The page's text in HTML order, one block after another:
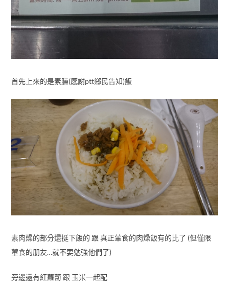
首先上來的是素臊(感謝ptt鄉民告知)飯
素肉燥的部分還挺下飯的 跟 真正葷食的肉燥飯有的比了 (但僅限
葷食的朋友…就不要勉強他們了)
旁邊還有紅蘿蔔 跟 玉米一起配